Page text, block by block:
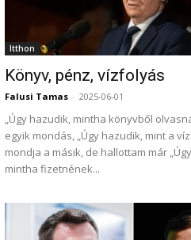
Itthon
Könyv, pénz, vízfolyás
Falusi Tamas - 2025-06-01
„Úgy hazudik, mintha könyvből
egyik mondás, „Úgy hazudik, mint a
mondja a másik, de hallottam már
mintha fizetnének...